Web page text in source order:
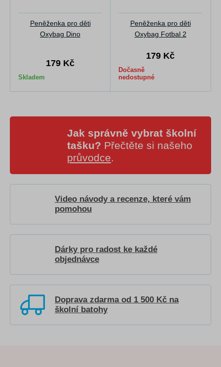
Peněženka pro děti
Oxybag Dino
179 Kč
Skladem
Peněženka pro děti
Oxybag Fotbal 2
179 Kč
Dočasně
nedostupné
Jak správně vybrat školní
tašku? Přečtěte si našeho
průvodce.
Video návody a recenze, které vám
pomohou
Dárky pro radost ke každé
objednávce
Doprava zdarma od 1 500 Kč na
školní batohy